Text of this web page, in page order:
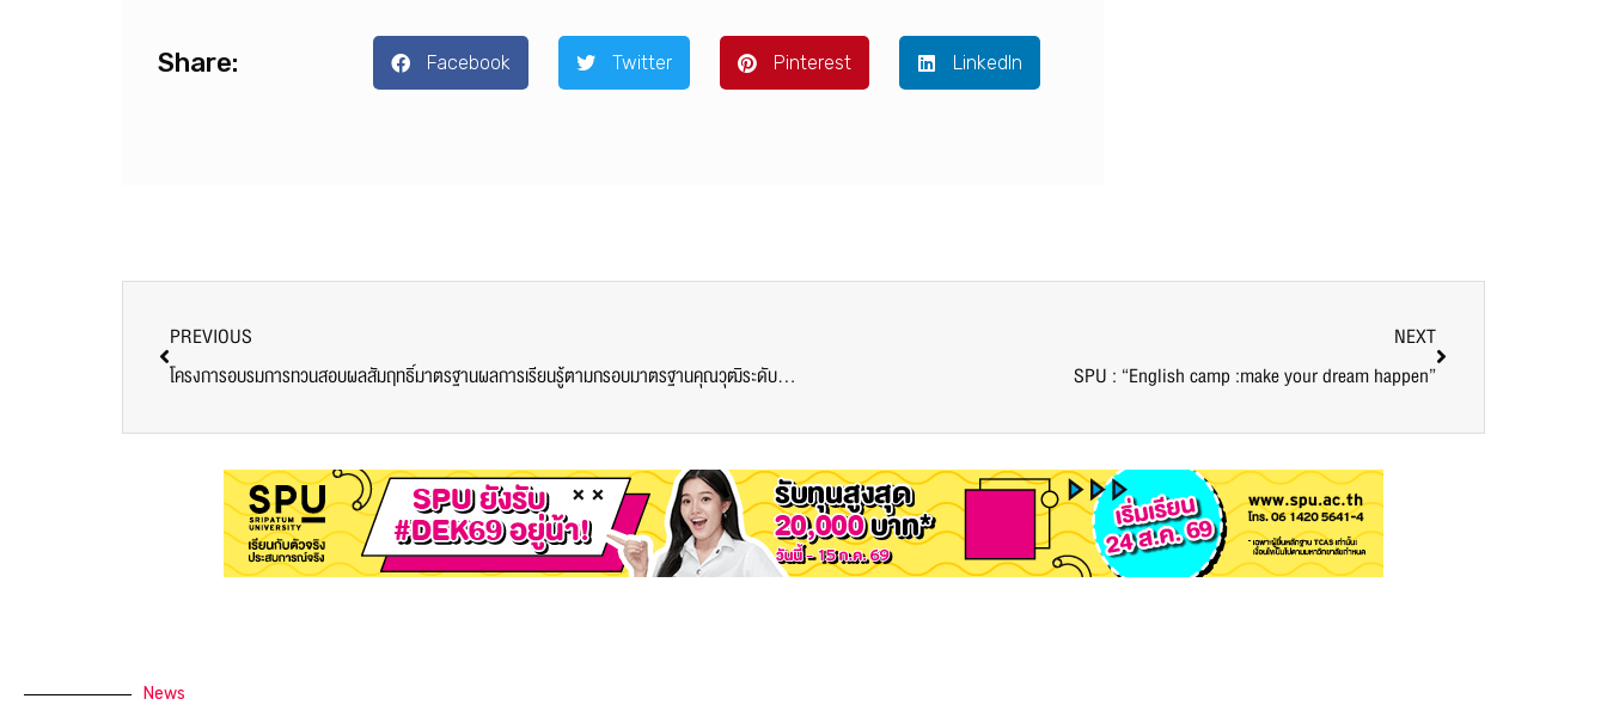
Share: Facebook Twitter Pinterest LinkedIn
PREVIOUS
โครงการอบรมการทวนสอบผลสัมฤทธิ์มาตรฐานผลการเรียนรู้ตามกรอบมาตรฐานคุณวุฒิระดับอุดมศึกษาแห่งชาติ
NEXT
SPU : “English camp :make your dream happen”
News